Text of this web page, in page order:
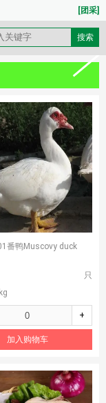
[团采]
番鸭Muscovy duck
只
+
加入购物车